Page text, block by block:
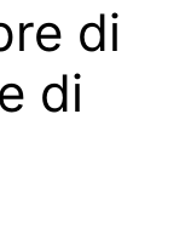
di
di